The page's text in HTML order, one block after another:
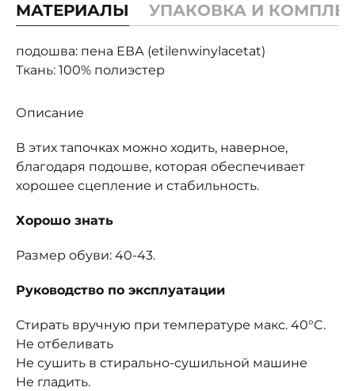
МАТЕРИАЛЫ УПАКОВКА И
подошва: пена ЕВА (etilenwinylacetat)
Ткань: 100% полиэстер
Описание
В этих тапочках можно ходить, наверное,
благодаря подошве, которая обеспечивает
хорошее сцепление и стабильность.
Хорошо знать
Размер обуви: 40-43.
Руководство по эксплуатации
Стирать вручную при температуре макс. 40°C.
Не отбеливать
Не сушить в стирально-сушильной машине
Не гладить.